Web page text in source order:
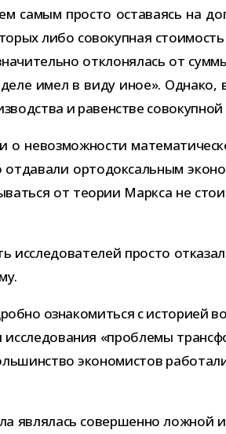
самым про­сто оста­ва­ясь на
либо сово­куп­ная
откло­ня­лась от
имел в виду иное».
и равен­стве
о невоз­мож­но­сти
орто­док­саль­ным
от тео­рии Маркса не
иссле­до­ва­те­лей про­сто
озна­ко­миться с исто­рией
«про­блемы
эко­но­ми­стов
явля­лась совер­шенно